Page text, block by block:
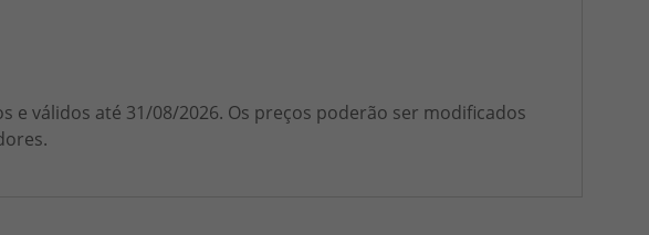
válidos até 31/08/2026. Os preços poderão ser modificados